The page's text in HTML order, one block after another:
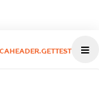
CAHEADER.GETTEST